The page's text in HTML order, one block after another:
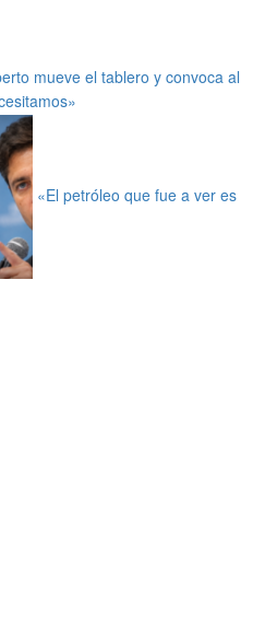
mueve el tablero y convoca al
«El petróleo que fue a ver es